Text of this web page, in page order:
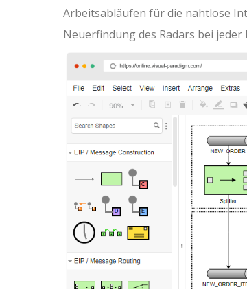
Arbeitsabläufen für die nahtlose
Neuerfindung des Radars bei